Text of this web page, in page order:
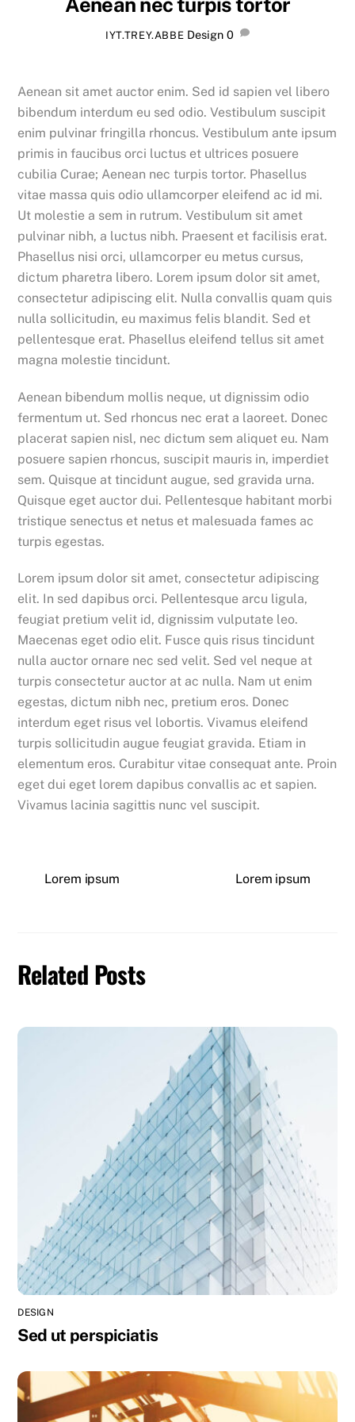
IYT.TREY.ABBE Design 0
Aenean sit amet auctor enim. Sed id sapien vel libero
bibendum interdum eu sed odio. Vestibulum suscipit
enim pulvinar fringilla rhoncus. Vestibulum ante ipsum
primis in faucibus orci luctus et ultrices posuere
cubilia Curae; Aenean nec turpis tortor. Phasellus
vitae massa quis odio ullamcorper eleifend ac id mi.
Ut molestie a sem in rutrum. Vestibulum sit amet
pulvinar nibh, a luctus nibh. Praesent et facilisis erat.
Phasellus nisi orci, ullamcorper eu metus cursus,
dictum pharetra libero. Lorem ipsum dolor sit amet,
consectetur adipiscing elit. Nulla convallis quam quis
nulla sollicitudin, eu maximus felis blandit. Sed et
pellentesque erat. Phasellus eleifend tellus sit amet
magna molestie tincidunt.
Aenean bibendum mollis neque, ut dignissim odio
fermentum ut. Sed rhoncus nec erat a laoreet. Donec
placerat sapien nisl, nec dictum sem aliquet eu. Nam
posuere sapien rhoncus, suscipit mauris in, imperdiet
sem. Quisque at tincidunt augue, sed gravida urna.
Quisque eget auctor dui. Pellentesque habitant morbi
tristique senectus et netus et malesuada fames ac
turpis egestas.
Lorem ipsum dolor sit amet, consectetur adipiscing
elit. In sed dapibus orci. Pellentesque arcu ligula,
feugiat pretium velit id, dignissim vulputate leo.
Maecenas eget odio elit. Fusce quis risus tincidunt
nulla auctor ornare nec sed velit. Sed vel neque at
turpis consectetur auctor at ac nulla. Nam ut enim
egestas, dictum nibh nec, pretium eros. Donec
interdum eget risus vel lobortis. Vivamus eleifend
turpis sollicitudin augue feugiat gravida. Etiam in
elementum eros. Curabitur vitae consequat ante. Proin
eget dui eget lorem dapibus convallis ac et sapien.
Vivamus lacinia sagittis nunc vel suscipit.
Lorem ipsum Lorem ipsum
Related Posts
DESIGN
Sed ut perspiciatis